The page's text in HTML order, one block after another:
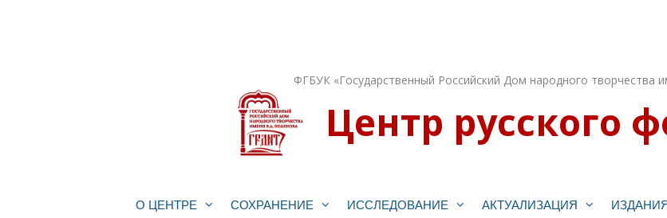
ФГБУК «Государственный Российский Дом народного творчества
Центр русского
О ЦЕНТРЕ СОХРАНЕНИЕ ИССЛЕДОВАНИЕ АКТУАЛИЗАЦИЯ